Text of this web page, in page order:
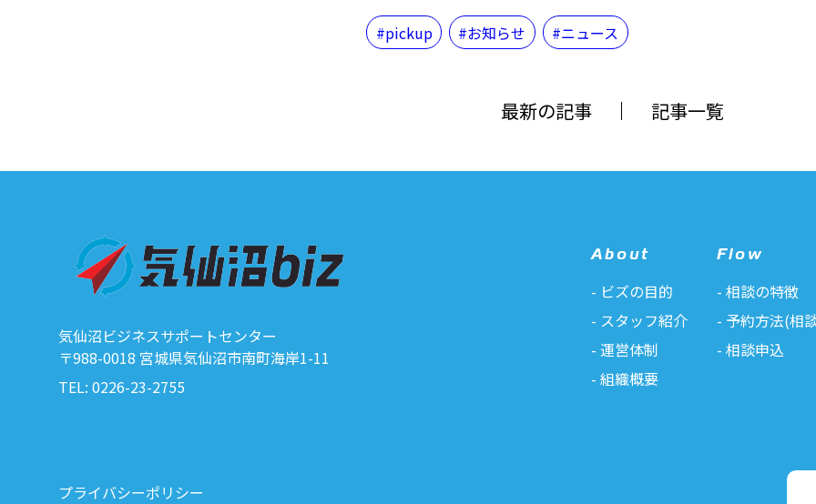
pickup お知らせ ニュース
最新の記事 記事一覧
気仙沼ビジネスサポートセンター
〒988-0018 宮城県気仙沼市南町海岸1-11
TEL: 0226-23-2755
About
ビズの目的
スタッフ紹介
運営体制
組織概要
Flow
相談の特徴
予約方法(相
相談申込
プライバシーポリシー